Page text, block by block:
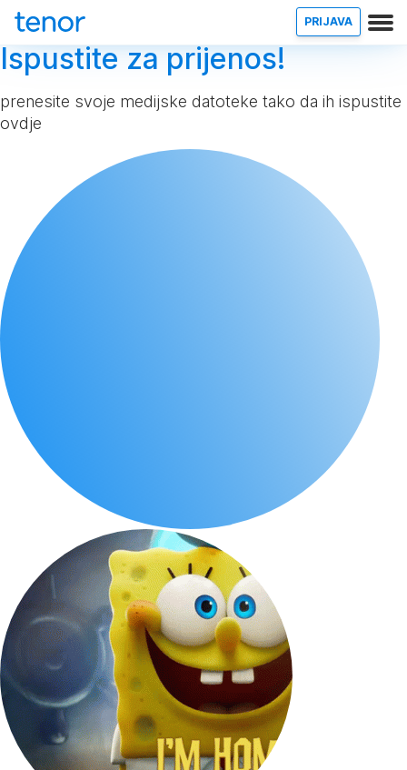
PRIJAVA
Ispustite za prijenos!
prenesite svoje medijske datoteke tako da ih ispustite
ovdje